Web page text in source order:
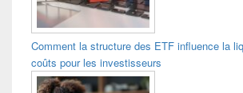
Comment la structure des ETF influence la
coûts pour les investisseurs